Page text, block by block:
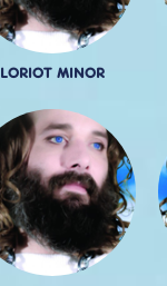
LORIOT MINOR